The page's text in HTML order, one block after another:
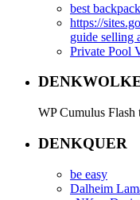
best
https://
guide selling
Private Pool
WP Cumulus Flash
DENKQUER
be easy
Dalheim